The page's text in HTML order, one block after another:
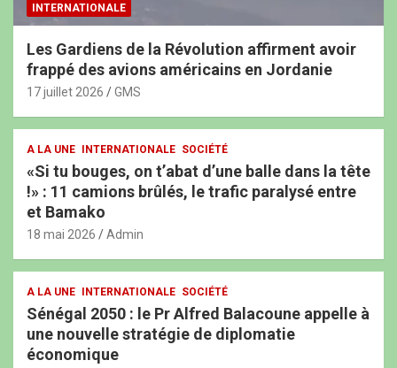
INTERNATIONALE
Les Gardiens de la Révolution affirment avoir
frappé des avions américains en Jordanie
17 juillet 2026 GMS
A LA UNE INTERNATIONALE SOCIÉTÉ
«Si tu bouges, on t’abat d’une balle dans la tête
!» : 11 camions brûlés, le trafic paralysé entre
et Bamako
18 mai 2026 Admin
A LA UNE INTERNATIONALE SOCIÉTÉ
Sénégal 2050 : le Pr Alfred Balacoune appelle à
une nouvelle stratégie de diplomatie
économique